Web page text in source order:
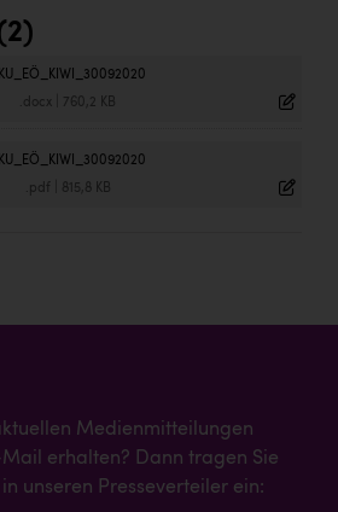
.docx 760,2 KB
.pdf 815,8 KB
Medienmitteilungen
erhalten? Dann tragen Sie
unseren Presseverteiler ein: